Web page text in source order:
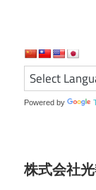
ョ
ン
Powered by
株式会社光